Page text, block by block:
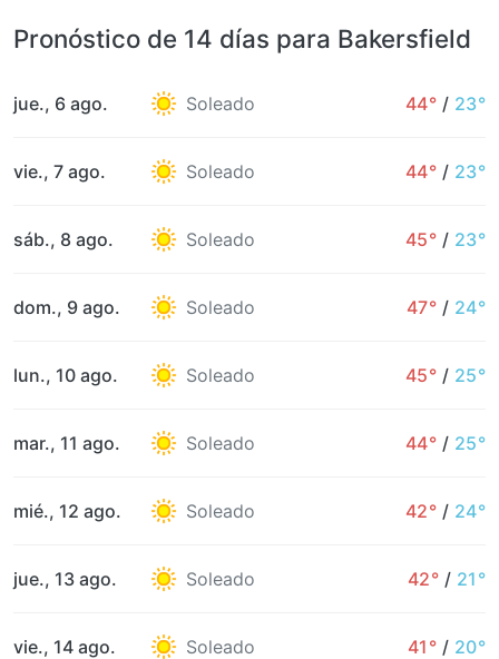
Pronóstico de 14 días para Bakersfield
jue., 6 ago. Soleado 44° / 23°
vie., 7 ago. Soleado 44° / 23°
sáb., 8 ago. Soleado 45° / 23°
dom., 9 ago. Soleado 47° / 24°
lun., 10 ago. Soleado 45° / 25°
mar., 11 ago. Soleado 44° / 25°
mié., 12 ago. Soleado 42° / 24°
jue., 13 ago. Soleado 42° / 21°
vie., 14 ago. Soleado 41° / 20°